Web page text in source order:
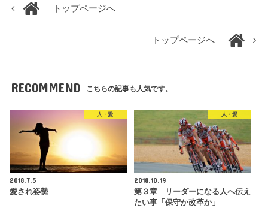
トップページへ
トップページへ
RECOMMEND こちらの記事も人気です。
人・愛
2018.7.5
愛され姿勢
人・愛
2018.10.19
第３章 リーダーになる人へ伝え
たい事「保守か改革か」